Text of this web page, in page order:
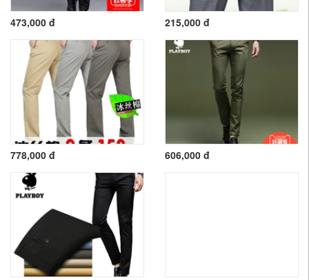
473,000 đ 215,000 đ
778,000 đ 606,000 đ